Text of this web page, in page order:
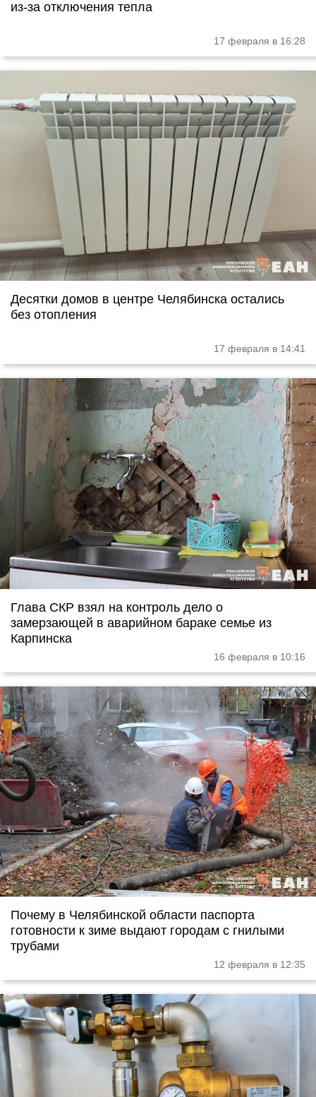
из-за отключения тепла
17 февраля в 16:28
Десятки домов в центре Челябинска остались
без отопления
17 февраля в 14:41
Глава СКР взял на контроль дело о
замерзающей в аварийном бараке семье из
Карпинска
16 февраля в 10:16
Почему в Челябинской области паспорта
готовности к зиме выдают городам с гнилыми
трубами
12 февраля в 12:35